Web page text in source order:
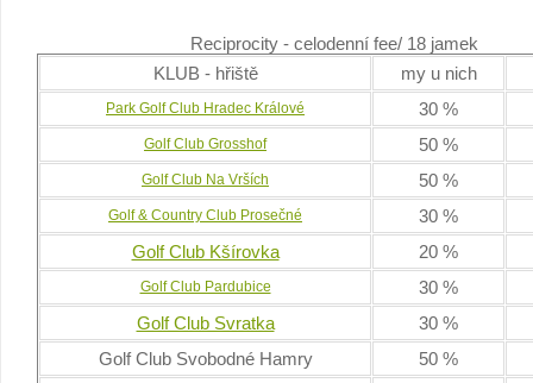
Reciprocity - celodenní fee/ 18 jamek
KLUB - hřiště
my u nich
Park Golf Club Hradec Králové 30 %
Golf Club Grosshof 50 %
Golf Club Na Vrších 50 %
Golf & Country Club Prosečné
30 %
Golf Club Kšírovka
20 %
Golf Club Pardubice
30 %
Golf Club Svratka
30 %
Golf Club Svobodné Hamry
50 %